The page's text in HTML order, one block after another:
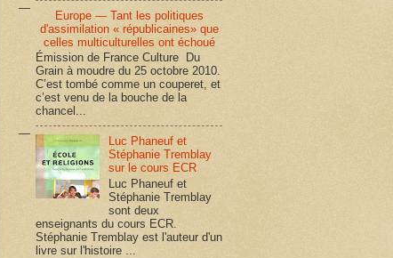
Europe — Tant les politiques
d'assimilation « républicaines» que
celles multiculturelles ont échoué
Émission de France Culture Du
Grain à moudre du 25 octobre 2010.
C’est tombé comme un couperet, et
c’est venu de la bouche de la
chancel...
Luc Phaneuf et
Stéphanie Tremblay
sur le cours ECR
Luc Phaneuf et
Stéphanie Tremblay
sont deux
enseignants du cours ECR.
Stéphanie Tremblay est l'auteur d'un
livre sur l'histoire ...